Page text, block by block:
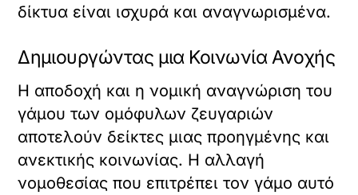
δίκτυα είναι ισχυρά και αναγνωρισμένα.
Δημιουργώντας μια Κοινωνία Ανοχής
Η αποδοχή και η νομική αναγνώριση του
γάμου των ομόφυλων ζευγαριών
αποτελούν δείκτες μιας προηγμένης και
ανεκτικής κοινωνίας. Η αλλαγή
νομοθεσίας που επιτρέπει τον γάμο αυτό